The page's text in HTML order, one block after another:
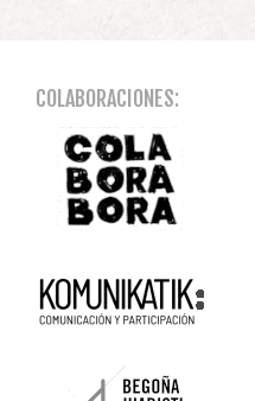
COLABORACIONES: